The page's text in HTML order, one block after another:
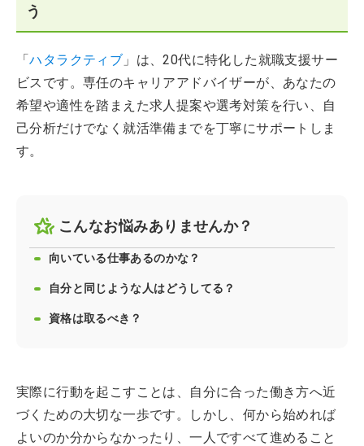
う
「ハタラクティブ 」は、20代に特化した就職支援サー
ビスです。専任のキャリアアドバイザーが、あなたの
希望や適性を踏まえた求人提案や選考対策を行い、自
己分析だけでなく就活準備までを丁寧にサポートしま
す。
こんなお悩みありませんか？
向いている仕事あるのかな？
自分と同じような人はどうしてる？
資格は取るべき？
実際に行動を起こすことは、自分に合った働き方へ近
づくための大切な一歩です。しかし、何から始めれば
よいのか分からなかったり、一人ですべて進めること